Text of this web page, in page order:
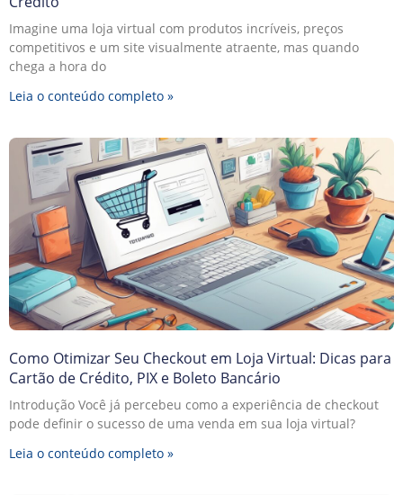
Imagine uma loja virtual com produtos incríveis, preços
competitivos e um site visualmente atraente, mas quando
chega a hora do
Leia o conteúdo completo »
Como Otimizar Seu Checkout em Loja Virtual: Dicas para
Cartão de Crédito, PIX e Boleto Bancário
Introdução Você já percebeu como a experiência de checkout
pode definir o sucesso de uma venda em sua loja virtual?
Leia o conteúdo completo »